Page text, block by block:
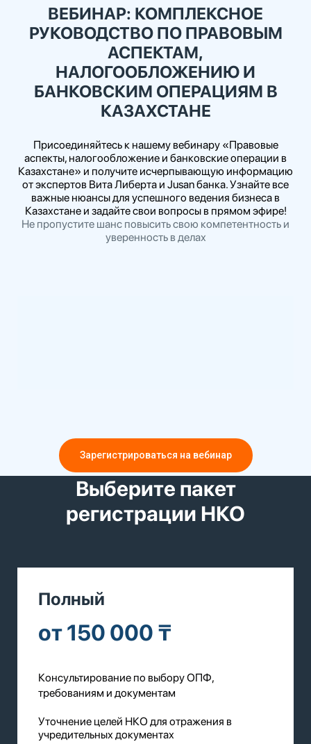
ВЕБИНАР: КОМПЛЕКСНОЕ
РУКОВОДСТВО ПО ПРАВОВЫМ
АСПЕКТАМ,
НАЛОГООБЛОЖЕНИЮ И
БАНКОВСКИМ ОПЕРАЦИЯМ В
КАЗАХСТАНЕ
Присоединяйтесь к нашему вебинару «Правовые
аспекты, налогообложение и банковские операции в
Казахстане» и получите исчерпывающую информацию
от экспертов Вита Либерта и Jusan банка. Узнайте все
важные нюансы для успешного ведения бизнеса в
Казахстане и задайте свои вопросы в прямом эфире!
Не пропустите шанс повысить свою компетентность и
уверенность в делах
Зарегистрироваться на вебинар
Выберите пакет
регистрации НКО
Полный
от 150 000 ₸
Консультирование по выбору ОПФ,
требованиям и документам
Уточнение целей НКО для отражения в
учредительных документах